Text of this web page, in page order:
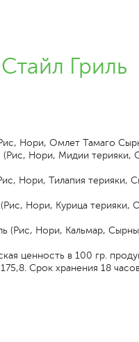
Гриль
Нори, Омлет Тамаго
(Рис, Нори, Мидии терияки,
Нори, Тилапия терияки,
Нори, Курица терияки,
(Рис, Нори, Кальмар,
ценность в 100 гр.
Срок хранения 18